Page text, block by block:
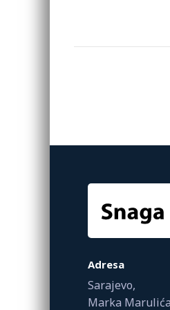
Adresa
Sarajevo,
Marka